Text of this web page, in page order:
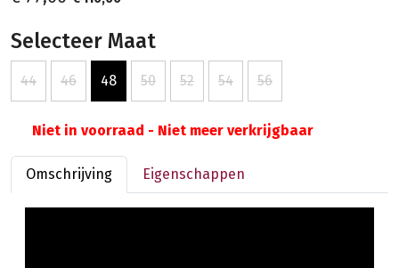
Selecteer Maat
44 46 48 50 52 54 56
Niet in voorraad - Niet meer verkrijgbaar
Omschrijving Eigenschappen